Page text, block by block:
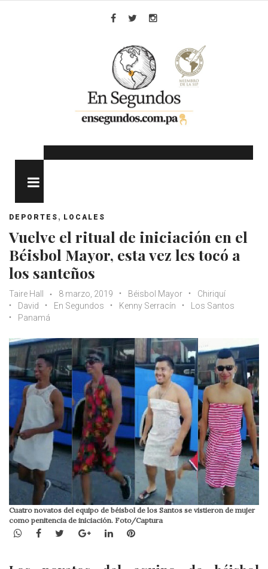
DEPORTES , LOCALES
Vuelve el ritual de iniciación en el
Béisbol Mayor, esta vez les tocó a
los santeños
Taire Hall 8 marzo, 2019 Béisbol Mayor
Chiriquí
David
En Segundos Kenny Serracín
Los Santos
Panamá
Cuatro novatos del equipo de béisbol de los Santos se vistieron de mujer
como penitencia de iniciación. Foto/Captura
WhatsApp
Facebook
TwitterGoogle+LinkedInPinterest